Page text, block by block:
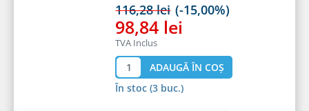
116,28 lei (-15,00%)
98,84 lei
TVA Inclus
În stoc (3 buc.)